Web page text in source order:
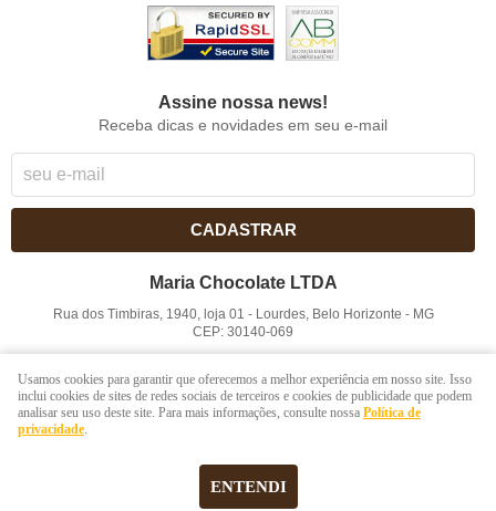
Assine nossa news!
Receba dicas e novidades em seu e-mail
CADASTRAR
Maria Chocolate LTDA
Rua dos Timbiras, 1940, loja 01 - Lourdes, Belo Horizonte - MG
CEP: 30140-069
LOJA VIRTUAL CRIADA POR
Usamos cookies para garantir que oferecemos a melhor experiência em nosso site. Isso
inclui cookies de sites de redes sociais de terceiros e cookies de publicidade que podem
analisar seu uso deste site. Para mais informações, consulte nossa Política de
privacidade.
ENTENDI